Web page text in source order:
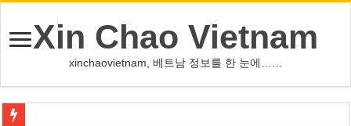
Xin Chao Vietnam
xinchaovietnam, 베트남 정보를 한 눈에……